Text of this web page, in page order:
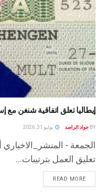
إيطاليا تعلق اتفاقية شنغن مع
BY جواد الراصد يوليو 31, 2026
الجمعة - المنشر_الاخباري
تعليق العمل بترتيبات...
READ MORE